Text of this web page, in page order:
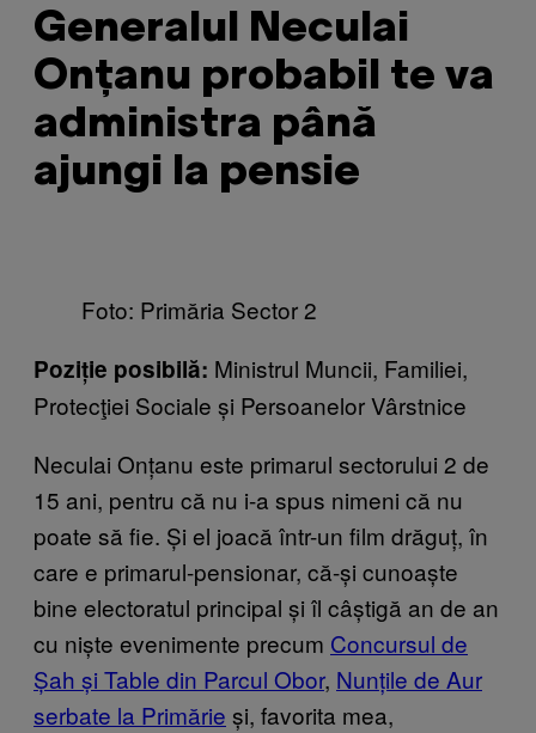
Generalul Neculai
Onțanu probabil te va
administra până
ajungi la pensie
Foto: Primăria Sector 2
Poziție posibilă: Ministrul Muncii, Familiei,
Protecţiei Sociale și Persoanelor Vârstnice
Neculai Onțanu este primarul sectorului 2 de
15 ani, pentru că nu i-a spus nimeni că nu
poate să fie. Și el joacă într-un film drăguț, în
care e primarul-pensionar, că-și cunoaște
bine electoratul principal și îl câștigă an de an
cu niște evenimente precum Concursul de
Șah și Table din Parcul Obor, Nunțile de Aur
serbate la Primărie și, favorita mea,